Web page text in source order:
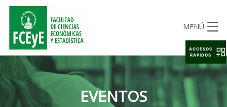
MENÚ
EVENTOS
ACCESOS
RAPIDOS